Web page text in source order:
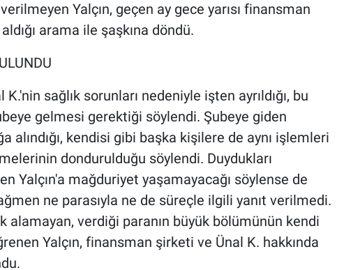
Yalçın, geçen ay gece yarısı finansman
arama ile şaşkına döndü.
sağlık sorunları nedeniyle işten ayrıldığı, bu
gelmesi gerektiği söylendi. Şubeye giden
alındığı, kendisi gibi başka kişilere de aynı işlemleri
dondurulduğu söylendi. Duydukları
Yalçın'a mağduriyet yaşamayacağı söylense de
ne parasıyla ne de süreçle ilgili yanıt verilmedi.
alamayan, verdiği paranın büyük bölümünün kendi
Yalçın, finansman şirketi ve Ünal K. hakkında